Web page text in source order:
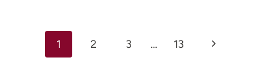
1 2 3 … 13
Siguiente